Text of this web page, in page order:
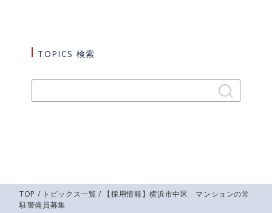
TOPICS 検索
TOP / トピックス一覧 / 【採用情報】横浜市中区 マンションの常
駐警備員募集